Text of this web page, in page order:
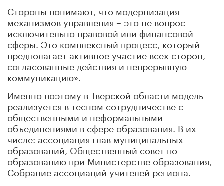
Стороны понимают, что модернизация
механизмов управления – это не вопрос
исключительно правовой или финансовой
сферы. Это комплексный процесс, который
предполагает активное участие всех сторон,
согласованные действия и непрерывную
коммуникацию».
Именно поэтому в Тверской области модель
реализуется в тесном сотрудничестве с
общественными и неформальными
объединениями в сфере образования. В их
числе: ассоциация глав муниципальных
образований, Общественный совет по
образованию при Министерстве образования,
Собрание ассоциаций учителей региона.